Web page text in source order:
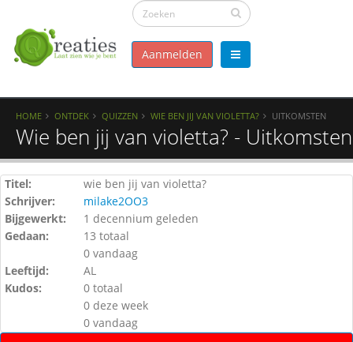
Aanmelden
HOME ONTDEK QUIZZEN WIE BEN JIJ VAN VIOLETTA? UITKOMSTEN
Wie ben jij van violetta? - Uitkomsten
Titel:
wie ben jij van violetta?
Schrijver:
milake2OO3
Bijgewerkt:
1 decennium geleden
Gedaan:
13 totaal
0 vandaag
Leeftijd:
AL
Kudos:
0 totaal
0 deze week
0 vandaag